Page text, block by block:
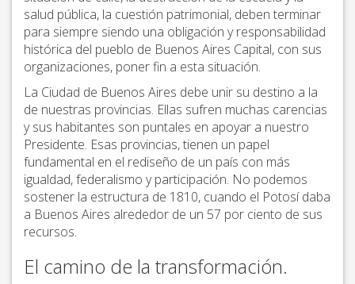
salud pública, la cuestión patrimonial, deben terminar
para siempre siendo una obligación y responsabilidad
histórica del pueblo de Buenos Aires Capital, con sus
organizaciones, poner fin a esta situación.
La Ciudad de Buenos Aires debe unir su destino a la
de nuestras provincias. Ellas sufren muchas carencias
y sus habitantes son puntales en apoyar a nuestro
Presidente. Esas provincias, tienen un papel
fundamental en el rediseño de un país con más
igualdad, federalismo y participación. No podemos
sostener la estructura de 1810, cuando el Potosí daba
a Buenos Aires alrededor de un 57 por ciento de sus
recursos.
El camino de la transformación.